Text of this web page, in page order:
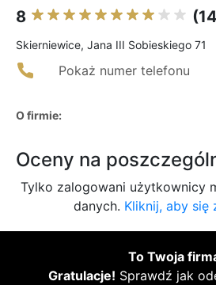
8
Skierniewice, Jana III Sobieskiego 71
Pokaż numer telefonu
O firmie:
Oceny na
Tylko zalogowani użytkownicy
danych. Kliknij, aby się
To Twoja
Gratulacje! Sprawdź jak